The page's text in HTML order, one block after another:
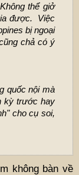
thể giở
được. Việc
bị ngoại
chả có ý
quốc nội mà
kỳ trước hay
cho cụ soi,
không bàn về